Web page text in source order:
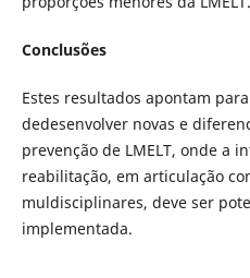
Conclusões
Estes resultados apontam
dedesenvolver novas e
prevenção de LMELT, onde a
reabilitação, em articulação
muldisciplinares, deve ser
implementada.